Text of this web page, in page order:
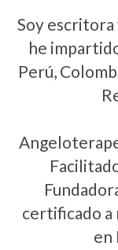
Soy
he
Perú,
certificado a
en